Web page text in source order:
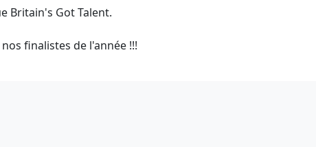
Britain's Got Talent.
finalistes de l'année !!!